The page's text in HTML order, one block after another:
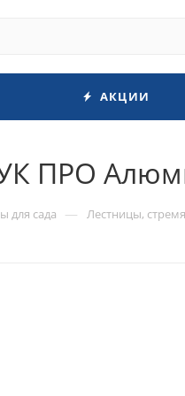
АКЦИИ
ПРО
для сада — Лестницы,